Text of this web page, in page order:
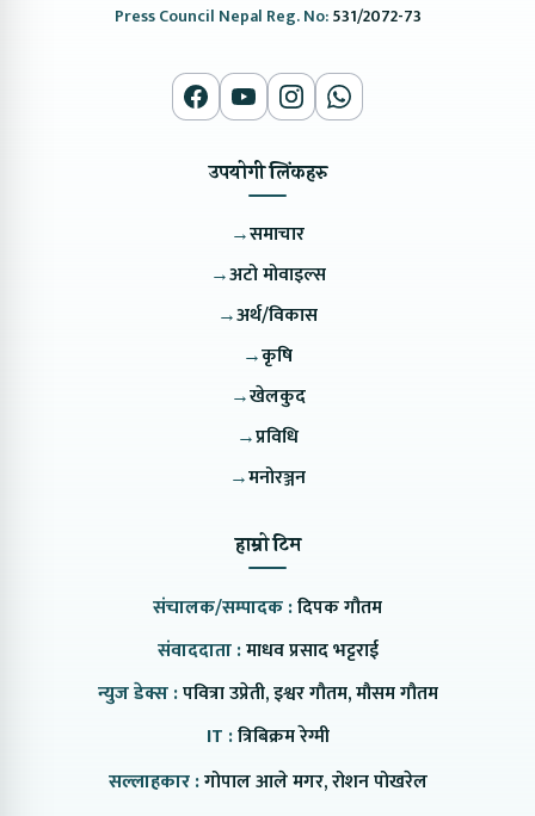
Press Council Nepal Reg. No:531/2072-73
उपयोगी लिंकहरु
→समाचार
→अटो मोवाइल्स
→अर्थ/विकास
→कृषि
→खेलकुद
→प्रविधि
→मनोरञ्जन
हाम्रो टिम
संचालक/सम्पादक :दिपक गौतम
संवाददाता :माधव प्रसाद भट्टराई
न्युज डेक्स :पवित्रा उप्रेती, इश्वर गौतम, मौसम गौतम
IT :त्रिबिक्रम रेग्मी
सल्लाहकार :गोपाल आले मगर, रोशन पोखरेल